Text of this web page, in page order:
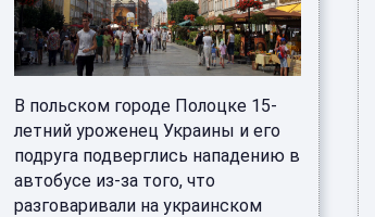
В польском городе Полоцке 15-
летний уроженец Украины и его
подруга подверглись нападению в
автобусе из-за того, что
разговаривали на украинском